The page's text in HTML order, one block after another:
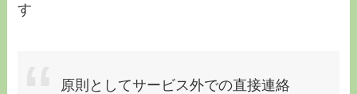
す
原則としてサービス外での直接連絡